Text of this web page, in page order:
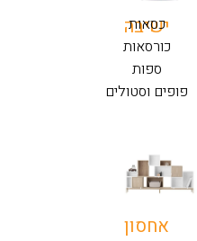
ישיבה
כסאות
כורסאות
ספות
פופים וסטולים
אחסון